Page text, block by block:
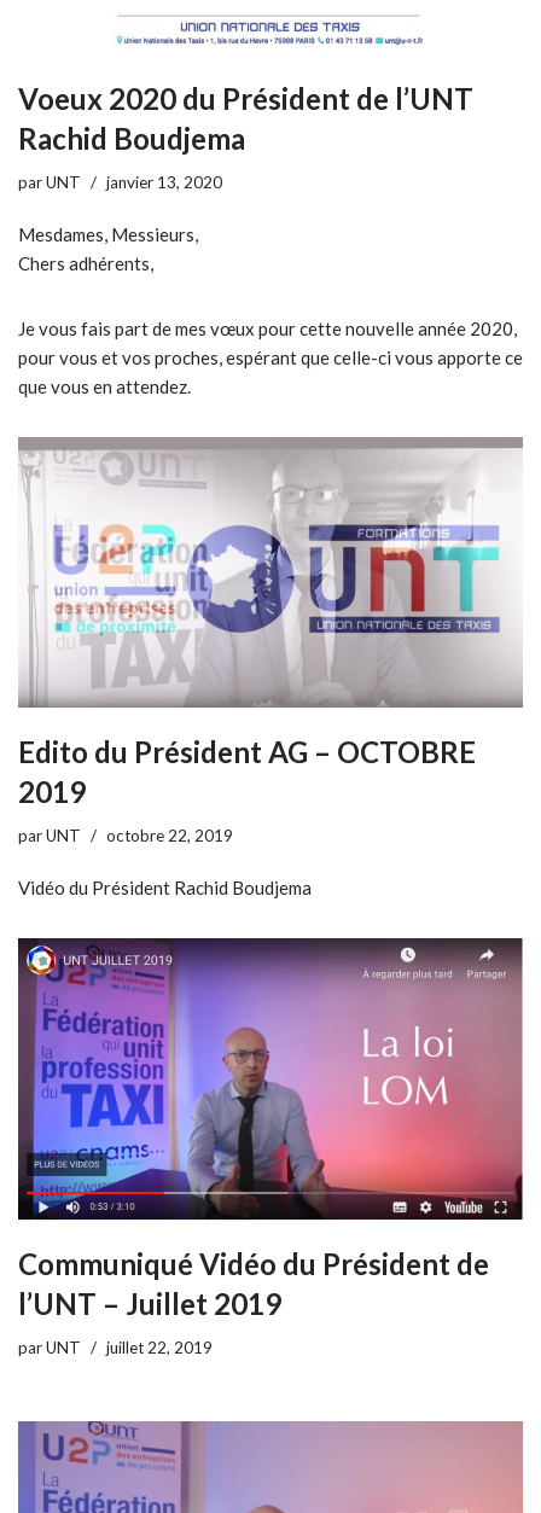
Voeux 2020 du Président de l’UNT
Rachid Boudjema
parUNT janvier 13, 2020
Mesdames, Messieurs,
Chers adhérents,
Je vous fais part de mes vœux pour cette nouvelle année 2020,
pour vous et vos proches, espérant que celle-ci vous apporte ce
que vous en attendez.
Edito du Président AG – OCTOBRE
2019
parUNT octobre 22, 2019
Vidéo du Président Rachid Boudjema
Communiqué Vidéo du Président de
l’UNT – Juillet 2019
parUNT juillet 22, 2019